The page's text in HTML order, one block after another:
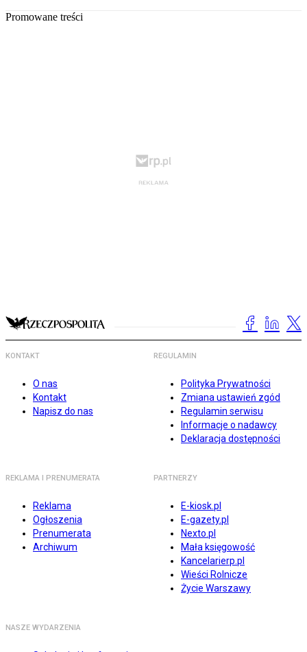
Promowane treści
KONTAKT
O nas
Kontakt
Napisz do nas
REGULAMIN
Polityka Prywatności
Zmiana ustawień zgód
Regulamin serwisu
Informacje o nadawcy
Deklaracja dostępności
REKLAMA I PRENUMERATA
Reklama
Ogłoszenia
Prenumerata
Archiwum
PARTNERZY
E-kiosk.pl
E-gazety.pl
Nexto.pl
Mała księgowość
Kancelarierp.pl
Wieści Rolnicze
Życie Warszawy
NASZE WYDARZENIA